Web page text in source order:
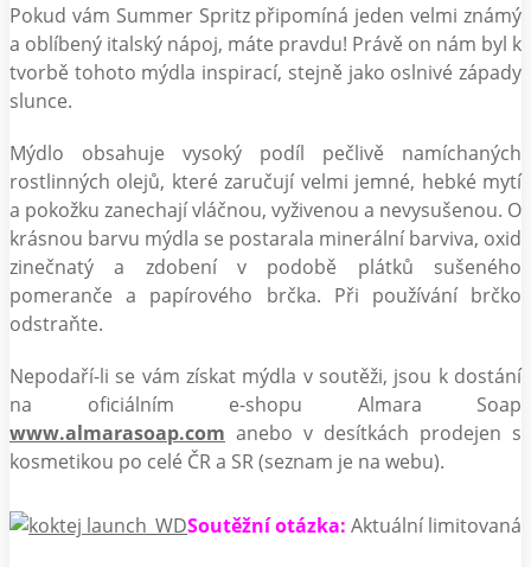
Pokud vám Summer Spritz připomíná jeden velmi známý
a oblíbený italský nápoj, máte pravdu! Právě on nám byl k
tvorbě tohoto mýdla inspirací, stejně jako oslnivé západy
slunce.
Mýdlo obsahuje vysoký podíl pečlivě namíchaných
rostlinných olejů, které zaručují velmi jemné, hebké mytí
a pokožku zanechají vláčnou, vyživenou a nevysušenou. O
krásnou barvu mýdla se postarala minerální barviva, oxid
zinečnatý a zdobení v podobě plátků sušeného
pomeranče a papírového brčka. Při používání brčko
odstraňte.
Nepodaří-li se vám získat mýdla v soutěži, jsou k dostání
na oficiálním e-shopu Almara Soap
www.almarasoap.com anebo v desítkách prodejen s
kosmetikou po celé ČR a SR (seznam je na webu).
Soutěžní otázka: Aktuální limitovaná